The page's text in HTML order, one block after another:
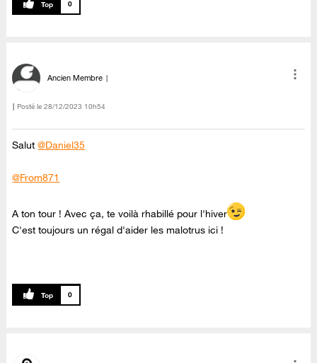
0
Ancien Membre
Posté le ‎28/12/2023 10h54
Salut@Daniel35
@From871
A ton tour ! Avec ça, te voilà rhabillé pour l'hiver
C'est toujours un régal d'aider les malotrus ici !
0